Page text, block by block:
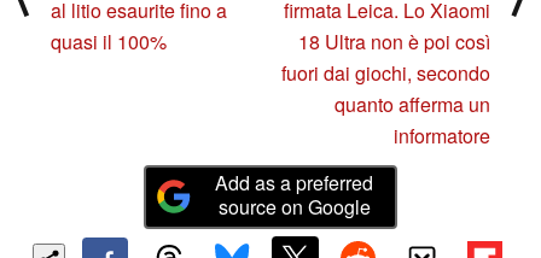
al litio esaurite fino a
quasi il 100%
firmata Leica. Lo Xiaomi
18 Ultra non è poi così
fuori dai giochi, secondo
quanto afferma un
informatore
Add as a preferred
source on Google